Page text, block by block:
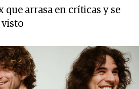
que arrasa en críticas y se
visto